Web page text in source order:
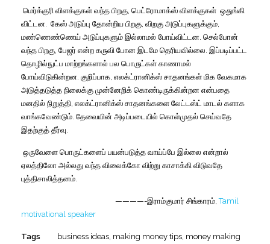
மெர்க்குரி விளக்குகள் வந்த பிறகு பெட்ரோமாக்ஸ் விளக்குகள் ஒதுங்கி
விட்டன
கேஸ் அடுப்பு தோன்றிய பிறகு விறகு அடுப்புகளுக்கும்
மண்ணெண்ணெய் அடுப்புகளும் இல்லாமல் போய்விட்டன செல்போன்
வந்த பிறகு பேஜர் என்ற கருவி போன இடமே தெரியவில்லை இப்படிப்பட்ட
தொழில்நுட்ப மாற்றங்களால் பல பொருட்கள் காணாமல்
போய்விடுகின்றன குறிப்பாக எலக்ட்ரானிக்ஸ் சாதனங்கள் மிக வேகமாக
அடுத்தடுத்த நிலைக்கு முன்னேறிக் கொண்டிருக்கின்றன என்பதை
மனதில் நிறுத்தி எலக்ட்ரானிக்ஸ் சாதனங்களை லேட்டஸ்ட் மாடல் களாக
வாங்கவேண்டும் தேவையின் அடிப்படையில் கொள்முதல் செய்வதே
இதற்குத் தீர்வு
ஒருவேளை பொருட்களைப் பயன்படுத்த வாய்ப்பே இல்லை என்றால்
ஏலத்திலோ அல்லது வந்த விலைக்கோ விற்று காசாக்கி விடுவதே
புத்திசாலித்தனம்
————-இராம்குமார் சிங்காரம்,Tamil
motivational speaker
Tags business ideas making money tips money making